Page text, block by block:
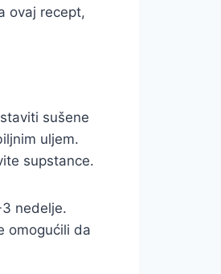
ovaj recept,
sušene
uljem.
supstance.
nedelje.
omogućili da